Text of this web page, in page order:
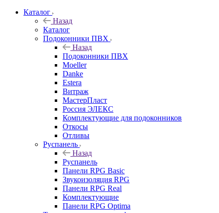
Каталог
Назад
Каталог
Подоконники ПВХ
Назад
Подоконники ПВХ
Moeller
Danke
Estera
Витраж
МастерПласт
Россия ЭЛЕКС
Комплектующие для подоконников
Откосы
Отливы
Руспанель
Назад
Руспанель
Панели RPG Basic
Звукоизоляция RPG
Панели RPG Real
Комплектующие
Панели RPG Optima